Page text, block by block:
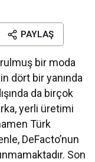
PAYLAŞ
bir moda
dört bir yanında
da birçok
yerli üretimi
Türk
DeFacto’nun
Son